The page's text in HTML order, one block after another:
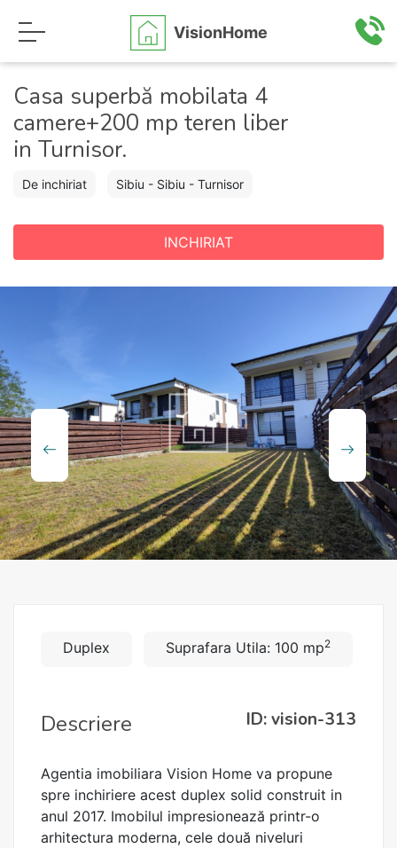
VisionHome
Casa superbă mobilata 4
camere+200 mp teren liber
in Turnisor.
De inchiriat Sibiu - Sibiu - Turnisor
INCHIRIAT
Duplex Suprafara Utila: 100 mp2
Descriere ID: vision-313
Agentia imobiliara Vision Home va propune
spre inchiriere acest duplex solid construit in
anul 2017. Imobilul impresionează printr-o
arhitectura moderna, cele două niveluri